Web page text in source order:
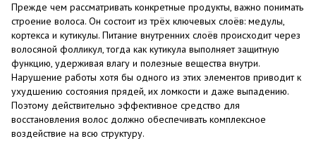
Прежде чем рассматривать конкретные продукты, важно понимать
строение волоса. Он состоит из трёх ключевых слоёв: медулы,
кортекса и кутикулы. Питание внутренних слоёв происходит через
волосяной фолликул, тогда как кутикула выполняет защитную
функцию, удерживая влагу и полезные вещества внутри.
Нарушение работы хотя бы одного из этих элементов приводит к
ухудшению состояния прядей, их ломкости и даже выпадению.
Поэтому действительно эффективное средство для
восстановления волос должно обеспечивать комплексное
воздействие на всю структуру.